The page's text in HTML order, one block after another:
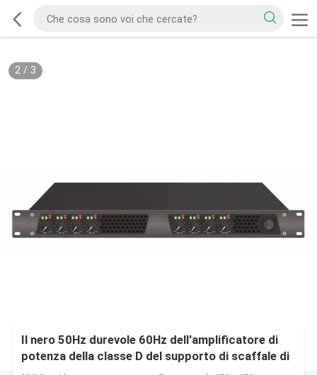
2/ 3
Il nero 50Hz durevole 60Hz dell'amplificatore di
potenza della classe D del supporto di scaffale di